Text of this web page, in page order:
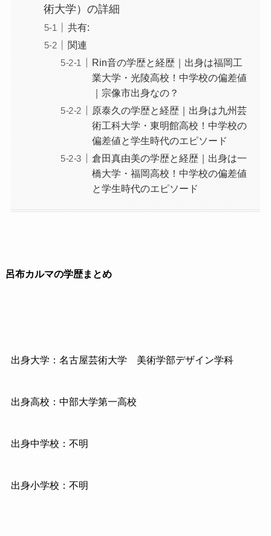
術大学）の詳細
共有:
関連
Rin音の学歴と経歴｜出身は福岡工
業大学・光陵高校！中学校の偏差値
｜宗像市出身なの？
原泰久の学歴と経歴｜出身は九州芸
術工科大学・東明館高校！中学校の
偏差値と学生時代のエピソード
倉田真由美の学歴と経歴｜出身は一
橋大学・福岡高校！中学校の偏差値
と学生時代のエピソード
呂布カルマの学歴まとめ
出身大学：名古屋芸術大学 美術学部デザイン学科
出身高校：中部大学第一高校
出身中学校：不明
出身小学校：不明